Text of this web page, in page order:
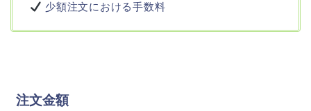
少額注文における手数料
注文金額